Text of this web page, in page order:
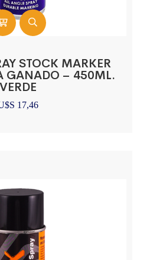
STOCK MARKER
GANADO – 450ML.
VERDE
17,46